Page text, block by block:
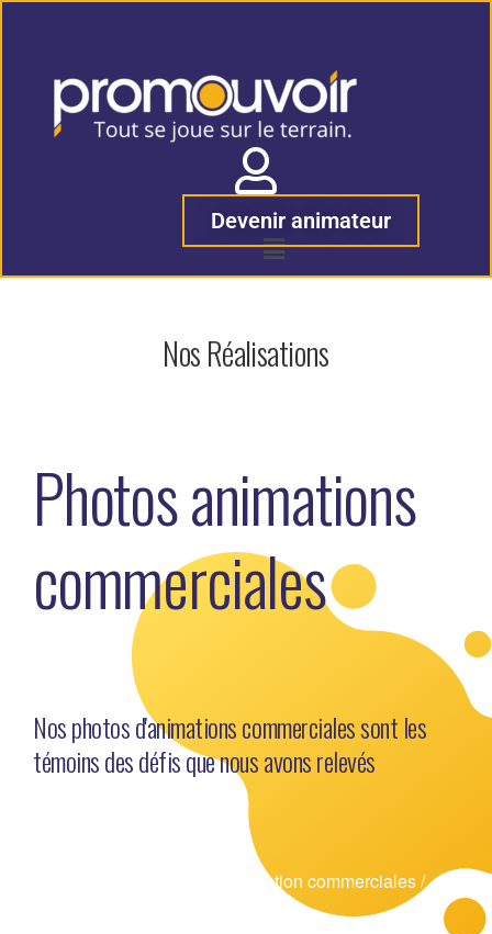
Devenir animateur
Nos Réalisations
Photos animations
commerciales
Nos photos d'animations commerciales sont les
témoins des défis que nous avons relevés
Découvrez nos photos d’animation commerciales /